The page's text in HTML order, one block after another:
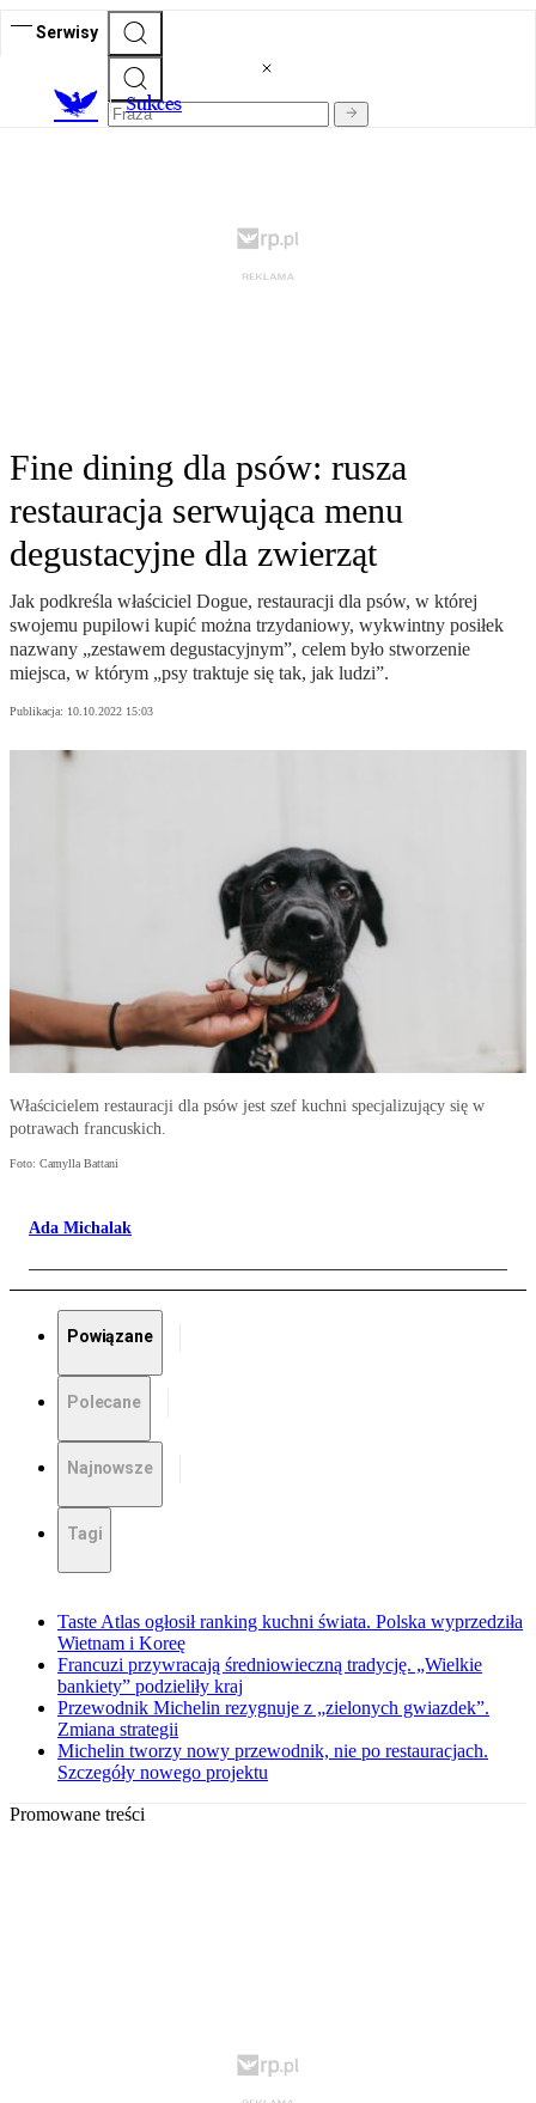
Serwisy
Sukces
Fine dining dla psów: rusza
restauracja serwująca menu
degustacyjne dla zwierząt
Jak podkreśla właściciel Dogue, restauracji dla psów, w której
swojemu pupilowi kupić można trzydaniowy, wykwintny posiłek
nazwany „zestawem degustacyjnym”, celem było stworzenie
miejsca, w którym „psy traktuje się tak, jak ludzi”.
Publikacja: 10.10.2022 15:03
Właścicielem restauracji dla psów jest szef kuchni specjalizujący się w
potrawach francuskich.
Foto: Camylla Battani
Ada Michalak
Powiązane
Polecane
Najnowsze
Tagi
Taste Atlas ogłosił ranking kuchni świata. Polska wyprzedziła
Wietnam i Koreę
Francuzi przywracają średniowieczną tradycję. „Wielkie
bankiety” podzieliły kraj
Przewodnik Michelin rezygnuje z „zielonych gwiazdek”.
Zmiana strategii
Michelin tworzy nowy przewodnik, nie po restauracjach.
Szczegóły nowego projektu
Promowane treści